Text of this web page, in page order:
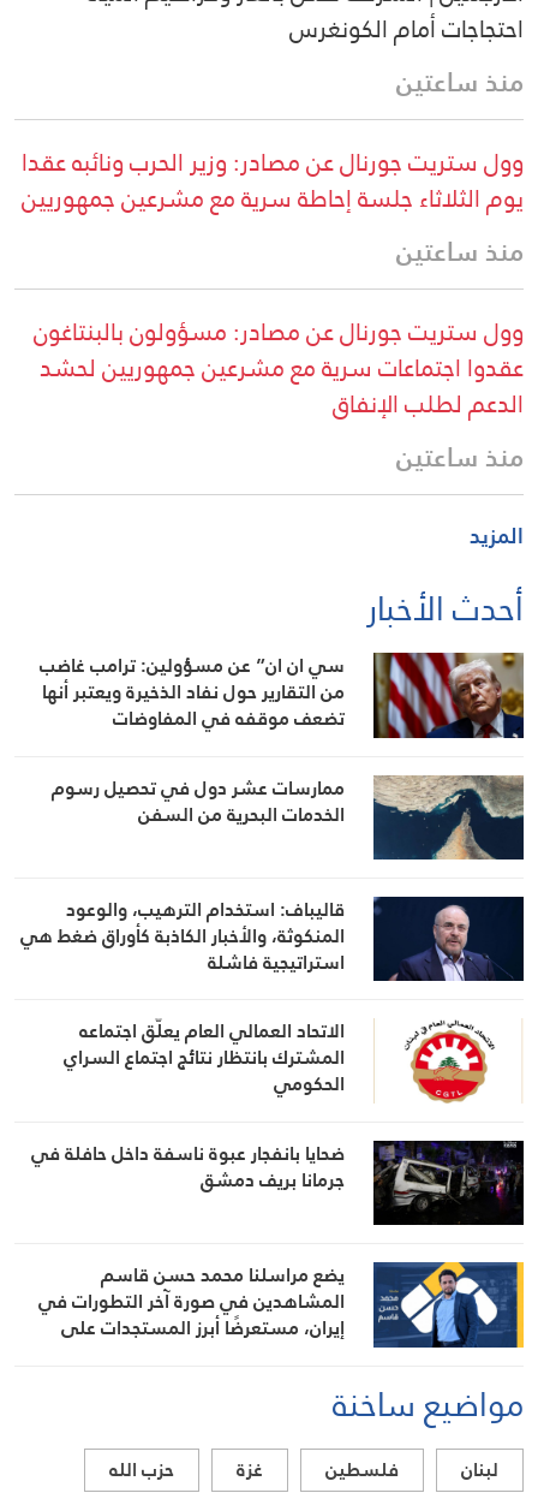
احتجاجات أمام الكونغرس
منذ ساعتين
وول ستريت جورنال عن مصادر: وزير الحرب ونائبه عقدا
يوم الثلاثاء جلسة إحاطة سرية مع مشرعين جمهوريين
منذ ساعتين
وول ستريت جورنال عن مصادر: مسؤولون بالبنتاغون
عقدوا اجتماعات سرية مع مشرعين جمهوريين لحشد
الدعم لطلب الإنفاق
منذ ساعتين
المزيد
أحدث الأخبار
سي ان ان” عن مسؤولين: ترامب غاضب
من التقارير حول نفاد الذخيرة ويعتبر أنها
تضعف موقفه في المفاوضات
ممارسات عشر دول في تحصيل رسوم
الخدمات البحرية من السفن
قاليباف: استخدام الترهيب، والوعود
المنكوثة، والأخبار الكاذبة كأوراق ضغط هي
استراتيجية فاشلة
الاتحاد العمالي العام يعلّق اجتماعه
المشترك بانتظار نتائج اجتماع السراي
الحكومي
ضحايا بانفجار عبوة ناسفة داخل حافلة في
جرمانا بريف دمشق
يضع مراسلنا محمد حسن قاسم
المشاهدين في صورة آخر التطورات في
إيران، مستعرضًا أبرز المستجدات على
الصلة بالشأنين الداخلي والإقليميمواضيع ساخنة
لبنان فلسطين غزة
حزب الله